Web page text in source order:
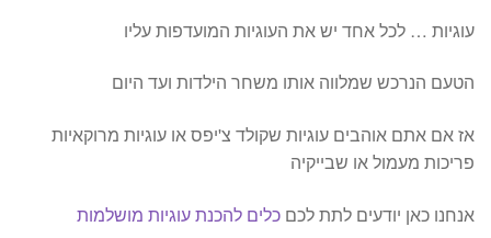
עוגיות … לכל אחד יש את העוגיות המועדפות עליו
הטעם הנרכש שמלווה אותו משחר הילדות ועד היום
אז אם אתם אוהבים עוגיות שקולד צ'יפס או עוגיות מרוקאיות
פריכות מעמול או שבייקיה
אנחנו כאן יודעים לתת לכם כלים להכנת עוגיות מושלמות